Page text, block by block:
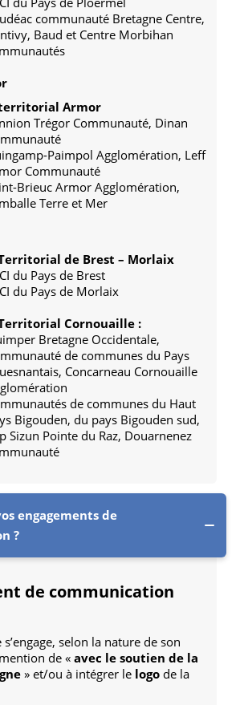
communauté Bretagne Centre,
Baud et Centre Morbihan
territorial Armor
Trégor Communauté, Dinan
Paimpol Agglomération, Leff
Communauté
Brieuc Armor Agglomération,
Terre et Mer
de Brest – Morlaix
du Pays de Brest
du Pays de Morlaix
Cornouaille :
Bretagne Occidentale,
de communes du Pays
Concarneau Cornouaille
de communes du Haut
Bigouden, du pays Bigouden sud,
Sizun Pointe du Raz, Douarnenez
engagements de
?
de communication
selon la nature de son
de «avec le soutien de la
» et/ou à intégrer le logo de la